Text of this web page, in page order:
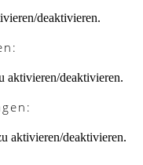
deaktivieren.
aktivieren/deaktivieren.
aktivieren/deaktivieren.